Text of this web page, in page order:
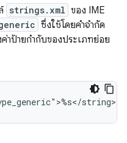
strings.xml ของ IME
ซึ่งใช้โดยคำจำกัด
าป้ายกำกับของประเภทย่อย
string>